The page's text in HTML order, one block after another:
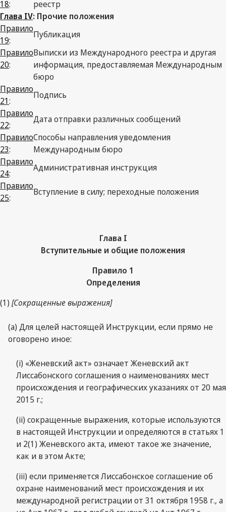
18:
реестр
Глава IV: Прочие положения
Правило
19:
Публикация
Правило
20:
Выписки из Международного реестра и другая
информация, предоставляемая Международным
бюро
Правило
21:
Подпись
Правило
22:
Дата отправки различных сообщений
Правило
23:
Способы направления уведомления
Международным бюро
Правило
24:
Административная инструкция
Правило
25:
Вступление в силу; переходные положения
Глава I
Вступительные и общие положения
Правило 1
Определения
(1) [Сокращенные выражения]
(a) Для целей настоящей Инструкции, если прямо не
оговорено иное:
(i) «Женевский акт» означает Женевский акт
Лиссабонского соглашения о наименованиях мест
происхождения и географических указаниях от 20 мая
2015 г.;
(ii) сокращенные выражения, которые используются
в настоящей Инструкции и определяются в статьях 1
и 2(1) Женевского акта, имеют такое же значение,
как и в этом Акте;
(iii) если применяется Лиссабонское соглашение об
охране наименований мест происхождения и их
международной регистрации от 31 октября 1958 г., а